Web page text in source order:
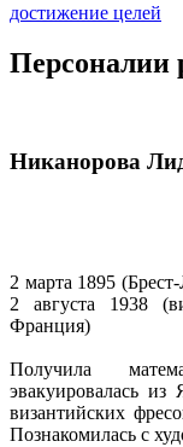
достижение целей
Персоналии
Никанорова
2 марта 1895
2 августа 1938
Франция)
Получила
эвакуировалась
византийских
Познакомилась с